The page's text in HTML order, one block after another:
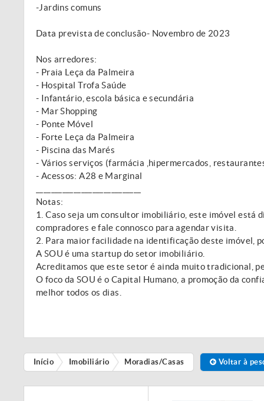
-Jardins comuns
Data prevista de conclusão- Novembro de 2023
Nos arredores:
- Praia Leça da Palmeira
- Hospital Trofa Saúde
- Infantário, escola básica e secundária
- Mar Shopping
- Ponte Móvel
- Forte Leça da Palmeira
- Piscina das Marés
- Vários serviços (farmácia ,hipermercados,
- Acessos: A28 e Marginal
Notas:
1. Caso seja um consultor imobiliário, este imóvel está
compradores e fale connosco para agendar visita.
2. Para maior facilidade na identificação deste imóvel,
A SOU é uma startup do setor imobiliário.
Acreditamos que este setor é ainda muito tradicional,
O foco da SOU é o Capital Humano, a promoção da
melhor todos os dias.
Início Imobiliário Moradias/Casas Voltar à